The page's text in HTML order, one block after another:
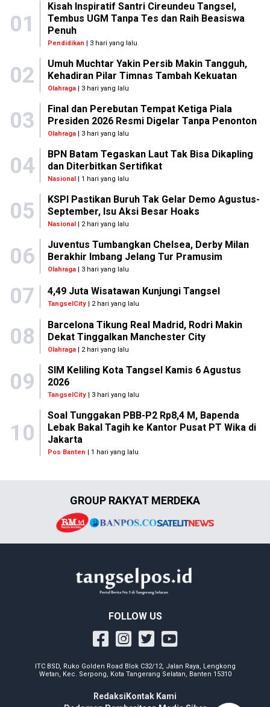
01
Kisah Inspiratif Santri Cireundeu Tangsel,
Tembus UGM Tanpa Tes dan Raih Beasiswa
Penuh
Pendidikan | 3 hari yang lalu
02
Umuh Muchtar Yakin Persib Makin Tangguh,
Kehadiran Pilar Timnas Tambah Kekuatan
Olahraga| 3 hari yang lalu
03
Final dan Perebutan Tempat Ketiga Piala
Presiden 2026 Resmi Digelar Tanpa Penonton
Olahraga| 3 hari yang lalu
04
BPN Batam Tegaskan Laut Tak Bisa Dikapling
dan Diterbitkan Sertifikat
Nasional| 1 hari yang lalu
05
KSPI Pastikan Buruh Tak Gelar Demo Agustus-
September, Isu Aksi Besar Hoaks
Nasional| 2 hari yang lalu
06
Juventus Tumbangkan Chelsea, Derby Milan
Berakhir Imbang Jelang Tur Pramusim
Olahraga| 3 hari yang lalu
07 4,49 Juta Wisatawan Kunjungi Tangsel
TangselCity | 2 hari yang lalu
08
Barcelona Tikung Real Madrid, Rodri Makin
Dekat Tinggalkan Manchester City
Olahraga| 2 hari yang lalu
09
SIM Keliling Kota Tangsel Kamis 6 Agustus
2026
TangselCity| 3 hari yang lalu
10
Soal Tunggakan PBB-P2 Rp8,4 M, Bapenda
Lebak Bakal Tagih ke Kantor Pusat PT Wika di
Jakarta
Pos Banten | 1 hari yang lalu
GROUP RAKYAT MERDEKA
FOLLOW US
ITC BSD, Ruko Golden Road Blok C32/12, Jalan Raya, Lengkong
Wetan, Kec. Serpong, Kota Tangerang Selatan, Banten 15310
Redaksi Kontak Kami